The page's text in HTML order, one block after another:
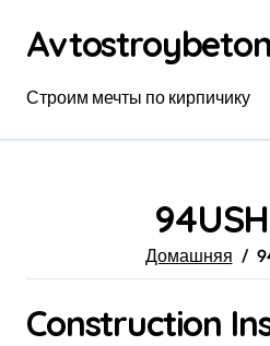
содержанию
Avtostroybeton
Строим мечты по кирпичику
Домашняя
Construction